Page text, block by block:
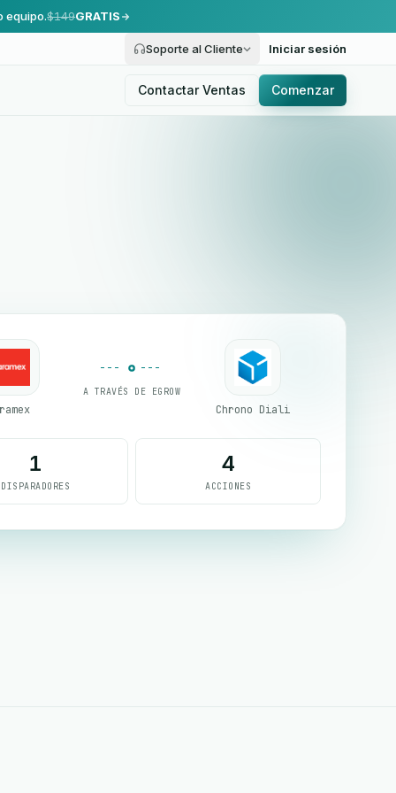
equipo.$149GRATIS
Soporte al Cliente Iniciar sesión
Contactar Ventas Comenzar
A TRAVÉS DE EGROW
Chrono Diali
1
DISPARADORES
4
ACCIONES